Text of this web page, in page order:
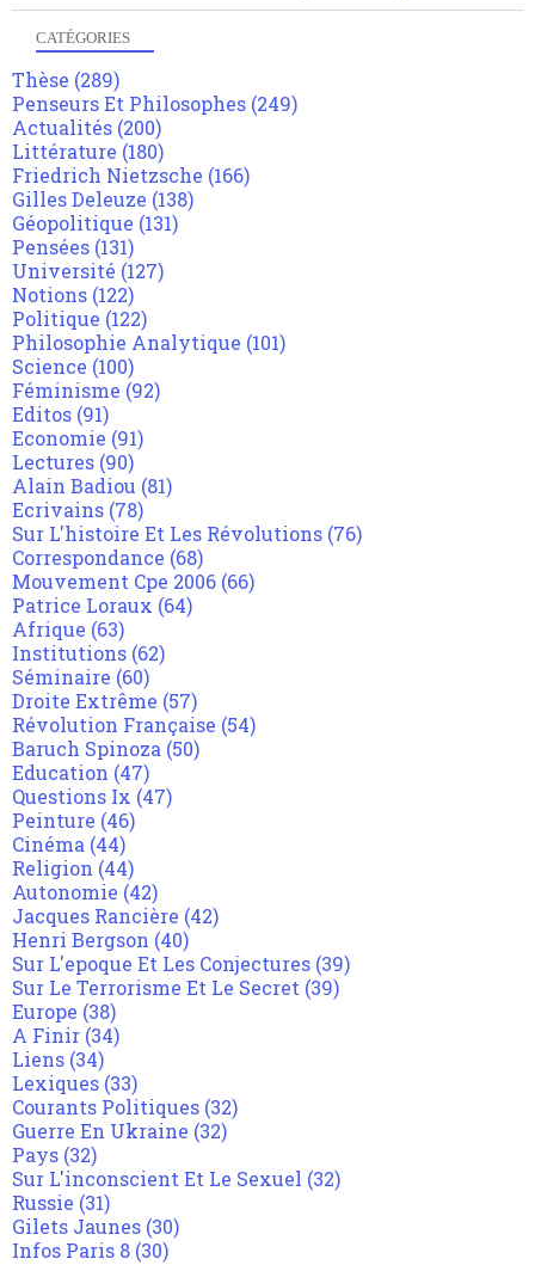
CATÉGORIES
Thèse (289)
Penseurs Et Philosophes (249)
Actualités (200)
Littérature (180)
Friedrich Nietzsche (166)
Gilles Deleuze (138)
Géopolitique (131)
Pensées (131)
Université (127)
Notions (122)
Politique (122)
Philosophie Analytique (101)
Science (100)
Féminisme (92)
Editos (91)
Economie (91)
Lectures (90)
Alain Badiou (81)
Ecrivains (78)
Sur L'histoire Et Les Révolutions (76)
Correspondance (68)
Mouvement Cpe 2006 (66)
Patrice Loraux (64)
Afrique (63)
Institutions (62)
Séminaire (60)
Droite Extrême (57)
Révolution Française (54)
Baruch Spinoza (50)
Education (47)
Questions Ix (47)
Peinture (46)
Cinéma (44)
Religion (44)
Autonomie (42)
Jacques Rancière (42)
Henri Bergson (40)
Sur L'epoque Et Les Conjectures (39)
Sur Le Terrorisme Et Le Secret (39)
Europe (38)
A Finir (34)
Liens (34)
Lexiques (33)
Courants Politiques (32)
Guerre En Ukraine (32)
Pays (32)
Sur L'inconscient Et Le Sexuel (32)
Russie (31)
Gilets Jaunes (30)
Infos Paris 8 (30)